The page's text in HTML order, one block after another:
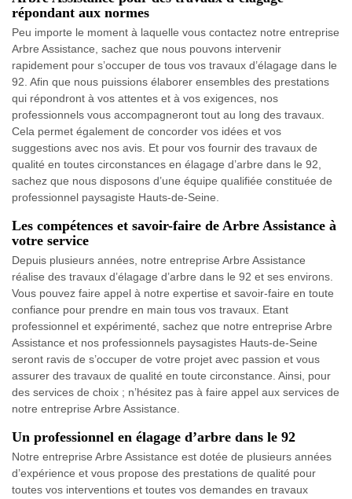
répondant aux normes
Peu importe le moment à laquelle vous contactez notre entreprise
Arbre Assistance, sachez que nous pouvons intervenir
rapidement pour s’occuper de tous vos travaux d’élagage dans le
92. Afin que nous puissions élaborer ensembles des prestations
qui répondront à vos attentes et à vos exigences, nos
professionnels vous accompagneront tout au long des travaux.
Cela permet également de concorder vos idées et vos
suggestions avec nos avis. Et pour vos fournir des travaux de
qualité en toutes circonstances en élagage d’arbre dans le 92,
sachez que nous disposons d’une équipe qualifiée constituée de
professionnel paysagiste Hauts-de-Seine.
Les compétences et savoir-faire de Arbre Assistance à
votre service
Depuis plusieurs années, notre entreprise Arbre Assistance
réalise des travaux d’élagage d’arbre dans le 92 et ses environs.
Vous pouvez faire appel à notre expertise et savoir-faire en toute
confiance pour prendre en main tous vos travaux. Etant
professionnel et expérimenté, sachez que notre entreprise Arbre
Assistance et nos professionnels paysagistes Hauts-de-Seine
seront ravis de s’occuper de votre projet avec passion et vous
assurer des travaux de qualité en toute circonstance. Ainsi, pour
des services de choix ; n’hésitez pas à faire appel aux services de
notre entreprise Arbre Assistance.
Un professionnel en élagage d’arbre dans le 92
Notre entreprise Arbre Assistance est dotée de plusieurs années
d’expérience et vous propose des prestations de qualité pour
toutes vos interventions et toutes vos demandes en travaux